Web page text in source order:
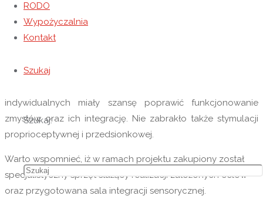
RODO
Wypożyczalnia
Kontakt
Szukaj
Szukaj:
dydaktycznych zajęć indywidualnych z każdym
uczestnikiem projektu.
W ramach zajęć grupowych dzieci ćwiczyły orientację w
funkcje słuchowe. Forma zajęć wpłynęła pozytywnie także
indywidualnych miały szansę poprawić funkcjonowanie
zmysłów oraz ich integrację. Nie zabrakło także stymulacji
proprioceptywnej i przedsionkowej.
Warto wspomnieć, iż w ramach projektu zakupiony został
specjalistyczny sprzęt służący realizacji założonych celów
oraz przygotowana sala integracji sensorycznej.